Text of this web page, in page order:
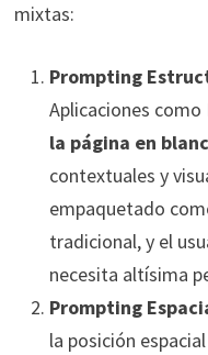
mixtas:
Prompting
Aplicaciones
la página en
contextuales y
empaquetado
tradicional, y el
necesita altísima
Prompting
la posición